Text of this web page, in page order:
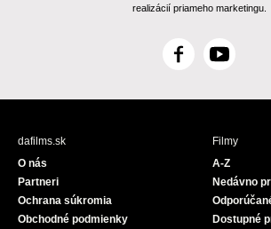
realizácií priameho marketingu.
F
c
Y
u
e
dafilms.sk
O nás
Partneri
Ochrana súkromia
Obchodné podmienky
Filmy
A-Z
Nedávno
Dostupné